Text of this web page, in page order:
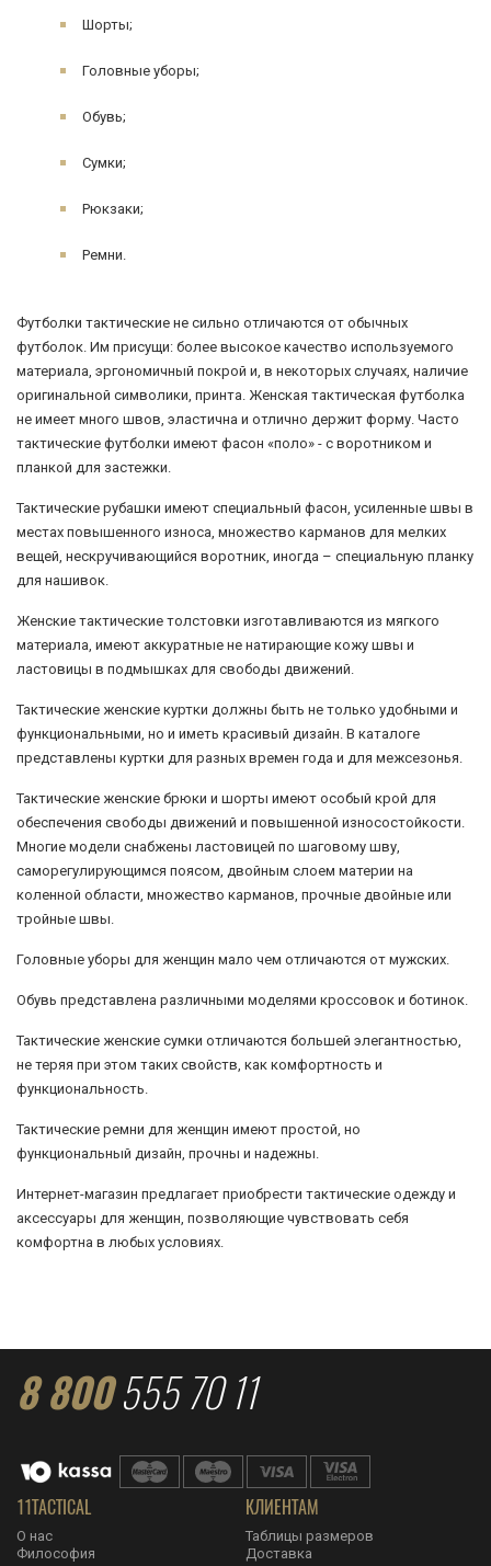
Шорты;
Головные уборы;
Обувь;
Сумки;
Рюкзаки;
Ремни.
Футболки тактические не сильно отличаются от обычных
футболок. Им присущи: более высокое качество используемого
материала, эргономичный покрой и, в некоторых случаях, наличие
оригинальной символики, принта. Женская тактическая футболка
не имеет много швов, эластична и отлично держит форму. Часто
тактические футболки имеют фасон «поло» - с воротником и
планкой для застежки.
Тактические рубашки имеют специальный фасон, усиленные швы в
местах повышенного износа, множество карманов для мелких
вещей, нескручивающийся воротник, иногда – специальную планку
для нашивок.
Женские тактические толстовки изготавливаются из мягкого
материала, имеют аккуратные не натирающие кожу швы и
ластовицы в подмышках для свободы движений.
Тактические женские куртки должны быть не только удобными и
функциональными, но и иметь красивый дизайн. В каталоге
представлены куртки для разных времен года и для межсезонья.
Тактические женские брюки и шорты имеют особый крой для
обеспечения свободы движений и повышенной износостойкости.
Многие модели снабжены ластовицей по шаговому шву,
саморегулирующимся поясом, двойным слоем материи на
коленной области, множество карманов, прочные двойные или
тройные швы.
Головные уборы для женщин мало чем отличаются от мужских.
Обувь представлена различными моделями кроссовок и ботинок.
Тактические женские сумки отличаются большей элегантностью,
не теряя при этом таких свойств, как комфортность и
функциональность.
Тактические ремни для женщин имеют простой, но
функциональный дизайн, прочны и надежны.
Интернет-магазин предлагает приобрести тактические одежду и
аксессуары для женщин, позволяющие чувствовать себя
комфортна в любых условиях.
8 800555 70 11
11TACTICAL
О нас
Философия
КЛИЕНТАМ
Таблицы размеров
Доставка